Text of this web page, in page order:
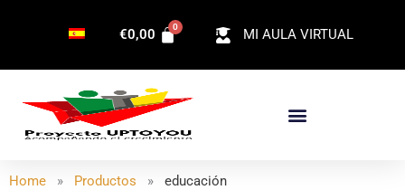
MI AULA VIRTUAL
€0,00
Home » Productos » educación